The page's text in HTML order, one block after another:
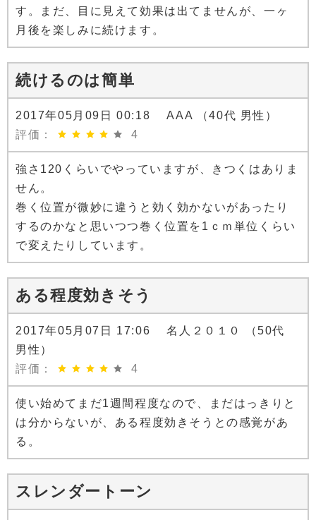
す。まだ、目に見えて効果は出てませんが、一ヶ
月後を楽しみに続けます。
続けるのは簡単
2017年05月09日 00:18 AAA （40代 男性）
評価：
4
強さ120くらいでやっていますが、きつくはありま
せん。
巻く位置が微妙に違うと効く効かないがあったり
するのかなと思いつつ巻く位置を1ｃｍ単位くらい
で変えたりしています。
ある程度効きそう
2017年05月07日 17:06 名人２０１０ （50代
男性）
評価：
4
使い始めてまだ1週間程度なので、まだはっきりと
は分からないが、ある程度効きそうとの感覚があ
る。
スレンダートーン